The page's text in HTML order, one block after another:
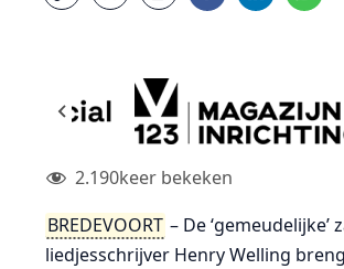
2.190keer bekeken
BREDEVOORT – De ‘gemeudelijke’
liedjesschrijver Henry Welling